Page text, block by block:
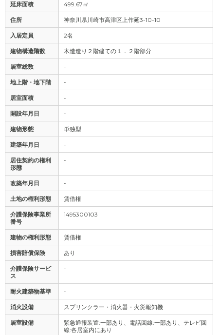
延床面積 499.67㎡
住所 神奈川県川崎市高津区上作延3-10-10
入居定員 2名
建物構造階数 木造造り２階建ての１．２階部分
居室総数 -
地上階・地下階 -
居室面積 -
開設年月日 -
建物形態 単独型
建築年月日 -
居住契約の権利
形態
-
改築年月日 -
土地の権利形態 賃借権
介護保険事業所
番号
1495300103
建物の権利形態 賃借権
損害賠償保険 あり
介護保険サービ
ス
-
耐火建築物基準 -
消火設備 スプリンクラー・消火器・火災報知機
居室設備
緊急通報装置:一部あり、電話回線:一部あり、テレビ回
線:各居室内にあり